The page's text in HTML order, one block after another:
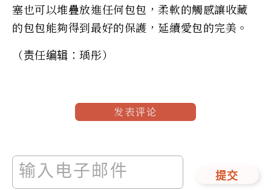
塞也可以堆疊放進任何包包，柔軟的觸感讓收藏
的包包能夠得到最好的保護，延續愛包的完美。
（责任编辑：瑀彤）
发表评论
提交